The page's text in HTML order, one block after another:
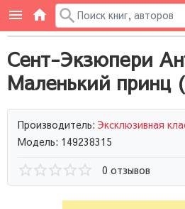
Сент-Экзюпери
Маленький принц
Производитель: Эксклюзивная
Модель: 149238315
0 отзывов